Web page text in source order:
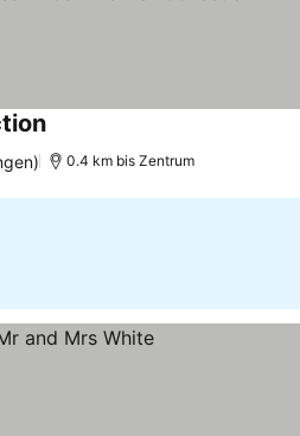
0.4 km bis Zentrum